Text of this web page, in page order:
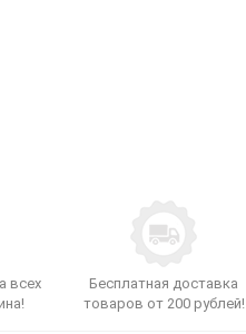
всех
Бесплатная доставка
товаров от 200 рублей!